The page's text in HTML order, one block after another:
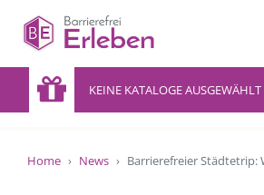
KEINE KATALOGE AUSGEWÄHLT
Home News Barrierefreier Städtetrip: